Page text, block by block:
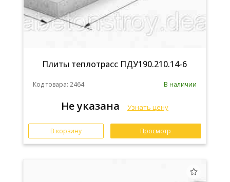
Плиты теплотрасс ПДУ190.210.14-6
Код товара: 2464 В наличии
Не указана Узнать цену
В корзину Просмотр